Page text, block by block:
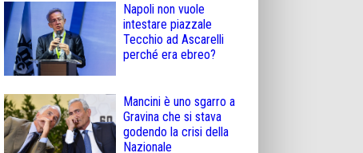
Napoli non vuole
intestare piazzale
Tecchio ad Ascarelli
perché era ebreo?
Mancini è uno sgarro a
Gravina che si stava
godendo la crisi della
Nazionale